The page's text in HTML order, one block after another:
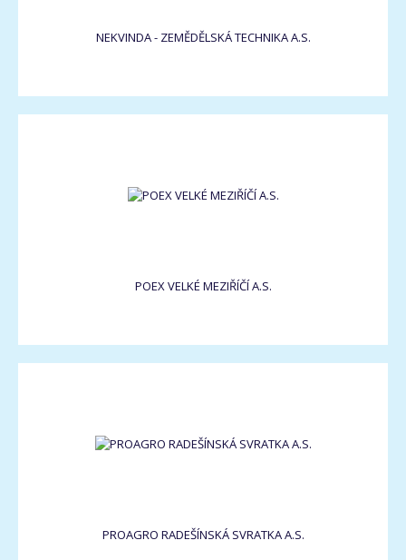
NEKVINDA - ZEMĚDĚLSKÁ TECHNIKA A.S.
POEX VELKÉ MEZIŘÍČÍ A.S.
PROAGRO RADEŠÍNSKÁ SVRATKA A.S.